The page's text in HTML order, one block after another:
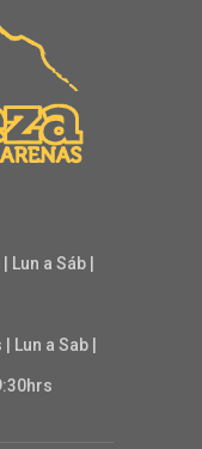
a Sáb |
Lun a Sab |